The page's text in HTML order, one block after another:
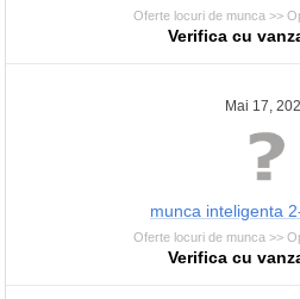
Oferte locuri de munca >>
Verifica cu
Mai 17,
munca inteligenta
Oferte locuri de munca >>
Verifica cu